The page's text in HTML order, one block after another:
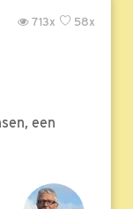
58x
713x
een